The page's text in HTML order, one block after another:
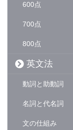
600点
700点
800点
英文法
動詞と助動詞
名詞と代名詞
文の仕組み